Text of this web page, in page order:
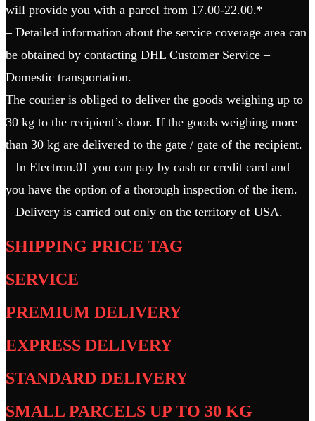
will provide you with a parcel from 17.00-22.00.*
– Detailed information about the service coverage area can
be obtained by contacting DHL Customer Service –
Domestic transportation.
The courier is obliged to deliver the goods weighing up to
30 kg to the recipient’s door. If the goods weighing more
than 30 kg are delivered to the gate / gate of the recipient.
– In Electron.01 you can pay by cash or credit card and
you have the option of a thorough inspection of the item.
– Delivery is carried out only on the territory of USA.
SHIPPING PRICE TAG
SERVICE
PREMIUM DELIVERY
EXPRESS DELIVERY
STANDARD DELIVERY
SMALL PARCELS UP TO 30 KG